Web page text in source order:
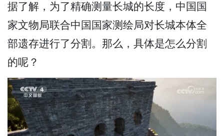
据了解，为了精确测量长城的长度，中国国
家文物局联合中国国家测绘局对长城本体全
部遗存进行了分割。那么，具体是怎么分割
的呢？